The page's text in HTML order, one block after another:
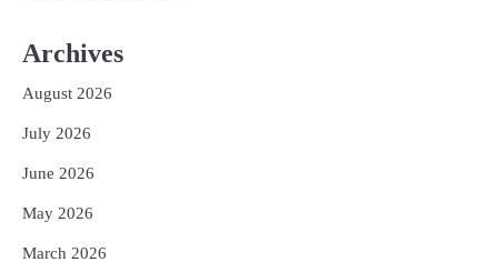
Archives
August 2026
July 2026
June 2026
May 2026
March 2026